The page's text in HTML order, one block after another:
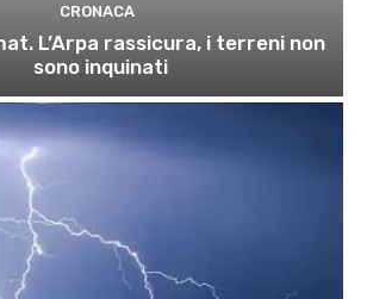
CRONACA
L’Arpa rassicura, i terreni non
sono inquinati